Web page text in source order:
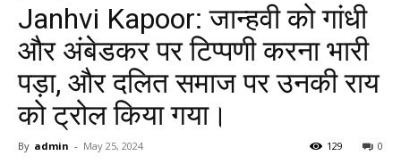
Janhvi Kapoor: जान्हवी को गांधी
और अंबेडकर पर टिप्पणी करना भारी
पड़ा, और दलित समाज पर उनकी राय
को ट्रोल किया गया।
By admin - May 25, 2024 0
129